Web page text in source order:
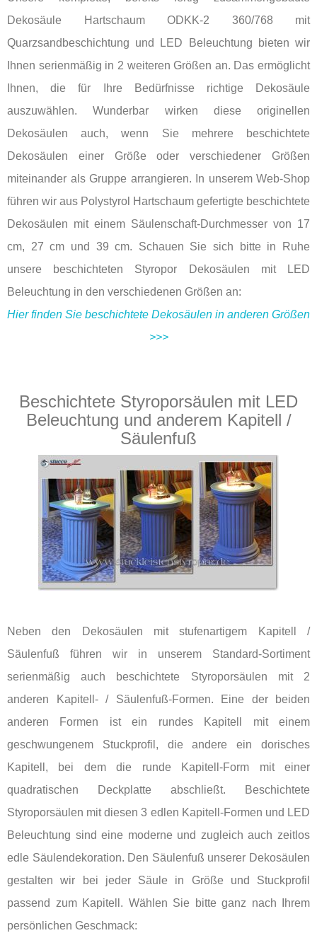
Dekosäule Hartschaum ODKK-2 360/768 mit
Quarzsandbeschichtung und LED Beleuchtung bieten wir
Ihnen serienmäßig in 2 weiteren Größen an. Das ermöglicht
Ihnen, die für Ihre Bedürfnisse richtige Dekosäule
auszuwählen. Wunderbar wirken diese originellen
Dekosäulen auch, wenn Sie mehrere beschichtete
Dekosäulen einer Größe oder verschiedener Größen
miteinander als Gruppe arrangieren. In unserem Web-Shop
führen wir aus Polystyrol Hartschaum gefertigte beschichtete
Dekosäulen mit einem Säulenschaft-Durchmesser von 17
cm, 27 cm und 39 cm. Schauen Sie sich bitte in Ruhe
unsere beschichteten Styropor Dekosäulen mit LED
Beleuchtung in den verschiedenen Größen an:
Hier finden Sie beschichtete Dekosäulen in anderen Größen
>>>
Beschichtete Styroporsäulen mit LED
Beleuchtung und anderem Kapitell /
Säulenfuß
Neben den Dekosäulen mit stufenartigem Kapitell /
Säulenfuß führen wir in unserem Standard-Sortiment
serienmäßig auch beschichtete Styroporsäulen mit 2
anderen Kapitell- / Säulenfuß-Formen. Eine der beiden
anderen Formen ist ein rundes Kapitell mit einem
geschwungenem Stuckprofil, die andere ein dorisches
Kapitell, bei dem die runde Kapitell-Form mit einer
quadratischen Deckplatte abschließt. Beschichtete
Styroporsäulen mit diesen 3 edlen Kapitell-Formen und LED
Beleuchtung sind eine moderne und zugleich auch zeitlos
edle Säulendekoration. Den Säulenfuß unserer Dekosäulen
gestalten wir bei jeder Säule in Größe und Stuckprofil
passend zum Kapitell. Wählen Sie bitte ganz nach Ihrem
persönlichen Geschmack: